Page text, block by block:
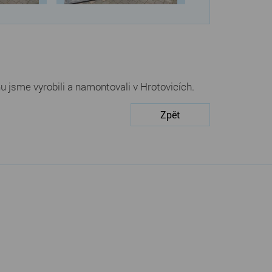
jsme vyrobili a namontovali v Hrotovicích.
Zpět